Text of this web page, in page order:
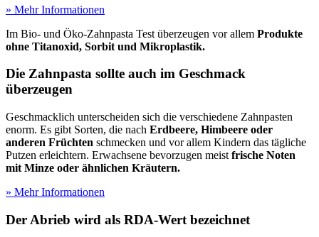
» Mehr Informationen
Im Bio- und Öko-Zahnpasta Test überzeugen vor allem Produkte
ohne Titanoxid, Sorbit und Mikroplastik.
Die Zahnpasta sollte auch im Geschmack
überzeugen
Geschmacklich unterscheiden sich die verschiedene Zahnpasten
enorm. Es gibt Sorten, die nach Erdbeere, Himbeere oder
anderen Früchten schmecken und vor allem Kindern das tägliche
Putzen erleichtern. Erwachsene bevorzugen meist frische Noten
mit Minze oder ähnlichen Kräutern.
» Mehr Informationen
Der Abrieb wird als RDA-Wert bezeichnet